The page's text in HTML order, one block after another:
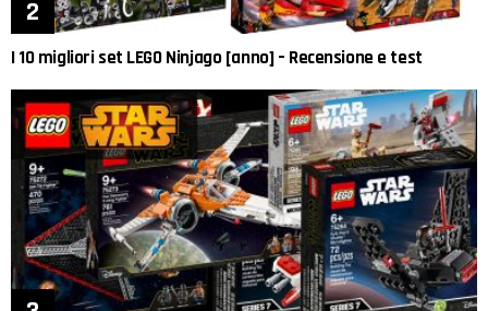
I 10 migliori set LEGO Ninjago [anno] – Recensione e test